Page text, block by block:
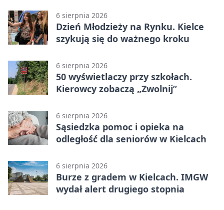
6 sierpnia 2026
Dzień Młodzieży na Rynku. Kielce
szykują się do ważnego kroku
6 sierpnia 2026
50 wyświetlaczy przy szkołach.
Kierowcy zobaczą „Zwolnij”
6 sierpnia 2026
Sąsiedzka pomoc i opieka na
odległość dla seniorów w Kielcach
6 sierpnia 2026
Burze z gradem w Kielcach. IMGW
wydał alert drugiego stopnia